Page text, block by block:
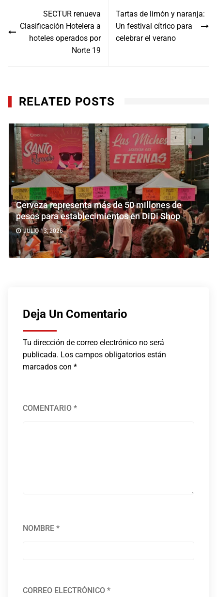
de
entradas
SECTUR renueva
Clasificación Hotelera a
hoteles operados por
Norte 19
Tartas de limón y naranja:
Un festival cítrico para
celebrar el verano
RELATED POSTS
Cerveza representa más de 50 millones de
pesos para establecimientos en DiDi Shop
JULIO 13, 2026
‹ ›
Deja Un Comentario
Tu dirección de correo electrónico no será
publicada. Los campos obligatorios están
marcados con*
COMENTARIO*
NOMBRE*
CORREO ELECTRÓNICO*